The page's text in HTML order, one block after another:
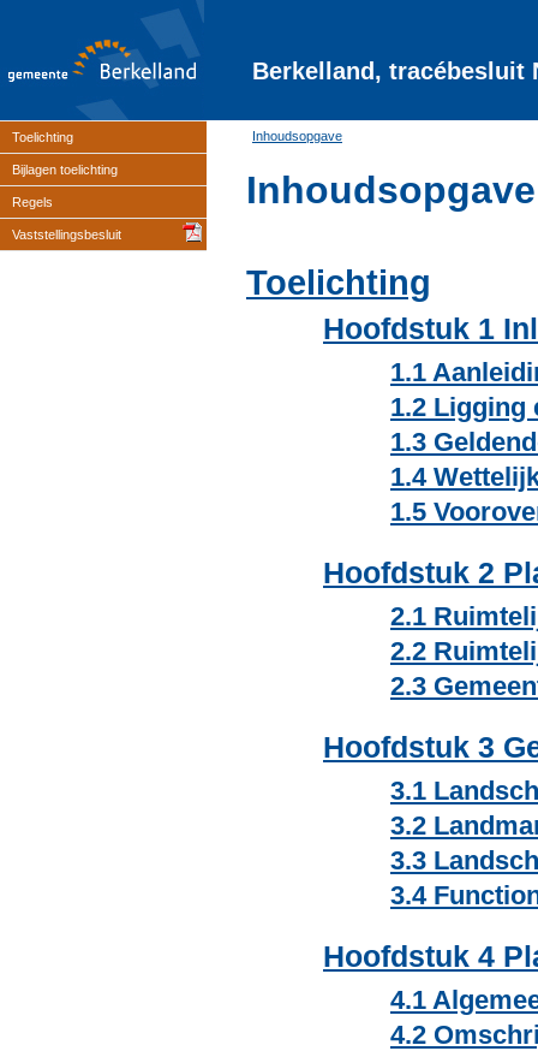
Berkelland, tracébesluit
Inhoudsopgave
Toelichting
Bijlagen toelichting
Regels
Vaststellingsbesluit
Inhoudsopgave
Toelichting
Hoofdstuk 1
1.1
1.2 Ligging
1.3
1.4
1.5
Hoofdstuk 2
2.1
2.2
2.3
Hoofdstuk 3
3.1
3.2
3.3
3.4
Hoofdstuk 4
4.1
4.2